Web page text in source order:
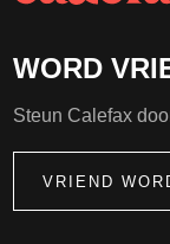
WORD
Steun Calefax
VRIEND